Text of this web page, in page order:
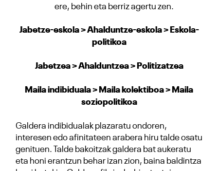
ere, behin eta berriz agertu zen.
Jabetze-eskola > Ahalduntze-eskola > Eskola-
politikoa
Jabetzea > Ahalduntzea > Politizatzea
Maila indibiduala > Maila kolektiboa > Maila
soziopolitikoa
Galdera indibidualak plazaratu ondoren,
interesen edo afinitateen arabera hiru talde osatu
genituen. Talde bakoitzak galdera bat aukeratu
eta honi erantzun behar izan zion, baina baldintza